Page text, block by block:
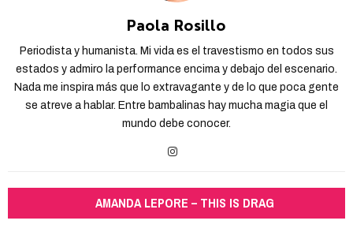
Paola Rosillo
Periodista y humanista. Mi vida es el travestismo en todos sus
estados y admiro la performance encima y debajo del escenario.
Nada me inspira más que lo extravagante y de lo que poca gente
se atreve a hablar. Entre bambalinas hay mucha magia que el
mundo debe conocer.
AMANDA LEPORE – THIS IS DRAG